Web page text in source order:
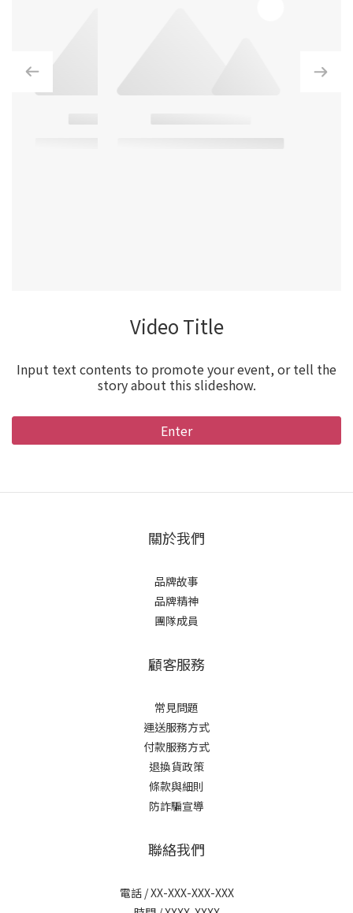
Video Title
Input text contents to promote your event, or tell the
story about this slideshow.
Enter
關於我們
品牌故事
品牌精神
團隊成員
顧客服務
常見問題
運送服務方式
付款服務方式
退換貨政策
條款與細則
防詐騙宣導
聯絡我們
電話 / XX-XXX-XXX-XXX